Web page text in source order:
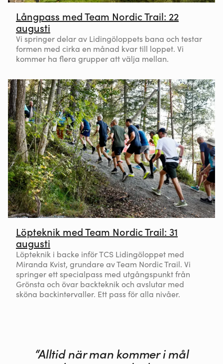
Långpass med Team Nordic Trail: 22
augusti
Vi springer delar av Lidingöloppets bana och testar
formen med cirka en månad kvar till loppet. Vi
kommer ha flera grupper att välja mellan.
Löpteknik med Team Nordic Trail: 31
augusti
Löpteknik i backe inför TCS Lidingöloppet med
Miranda Kvist, grundare av Team Nordic Trail. Vi
springer ett specialpass med utgångspunkt från
Grönsta och övar backteknik och avslutar med
sköna backintervaller. Ett pass för alla nivåer.
“Alltid när man kommer i mål